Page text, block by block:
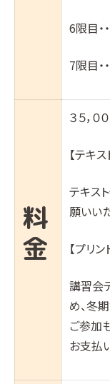
6限目・
7限目・
料
金
３５，０
【テキ
テキス
願いい
【プリ
講習会
め、冬
ご参加
お支払